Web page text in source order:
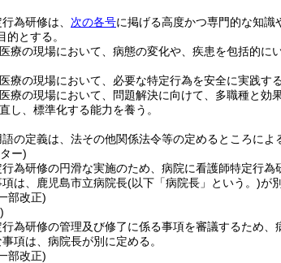
為研修は、 次の各号に掲げる高度かつ専門的な知
とする。
療の現場において、病態の変化や、疾患を包括的
療の現場において、必要な特定行為を安全に実践す
療の現場において、問題解決に向けて、多職種と効
し、標準化する能力を養う。
の定義は、法その他関係法令等の定めるところによ
ー)
為研修の円滑な実施のため、病院に看護師特定行為
は、鹿児島市立病院長(以下「病院長」という。)が
部改正)
為研修の管理及び修了に係る事項を審議するため
項は、病院長が別に定める。
部改正)